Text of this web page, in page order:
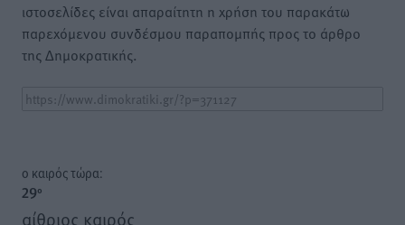
ιστοσελίδες είναι απαραίτητη η χρήση του παρακάτω
παρεχόμενου συνδέσμου παραπομπής προς το άρθρο
της Δημοκρατικής.
o καιρός τώρα:
29°
αίθριος καιρός